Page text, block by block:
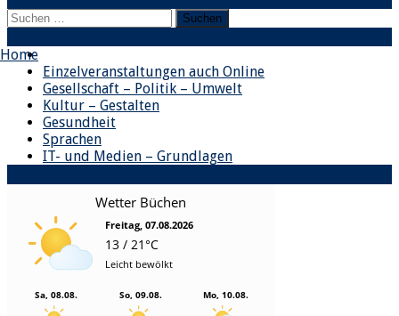
Suchen
nach:
Home
Einzelveranstaltungen auch Online
Gesellschaft – Politik – Umwelt
Kultur – Gestalten
Gesundheit
Sprachen
IT- und Medien – Grundlagen
Wetter Büchen
Freitag, 07.08.2026
13 / 21°C
Leicht bewölkt
Sa, 08.08. So, 09.08. Mo, 10.08.